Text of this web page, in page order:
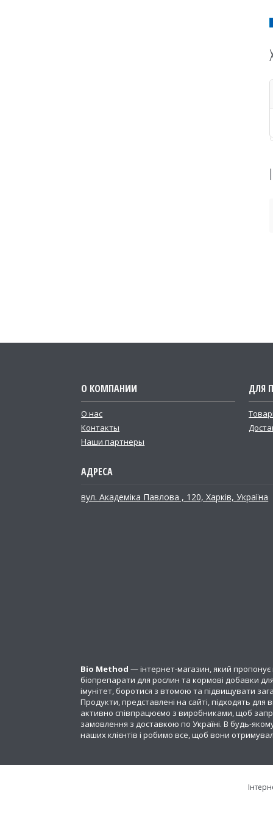
О КОМПАНИИ
О нас
Контакты
Наши партнеры
ДЛЯ
вул. Академіка Павлова , 120, Харків, Україна
Bio Method — інтернет-магазин, який
біопрепарати для рослин та кормові добавки
імунітет, боротися з втомою та підвищувати
Продукти, представлені на сайті, підходять
активно співпрацюємо з виробниками, щоб
замовлення з доставкою по Україні. В будь-
наших клієнтів і робимо все, щоб вони